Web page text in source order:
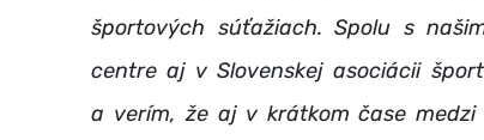
športových súťažiach. Spolu s
centre aj v Slovenskej asociácii
a verím, že aj v krátkom čase